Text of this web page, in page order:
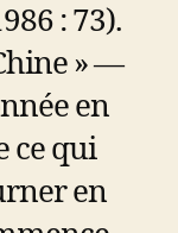
: 73).
» —
en
ce qui
en